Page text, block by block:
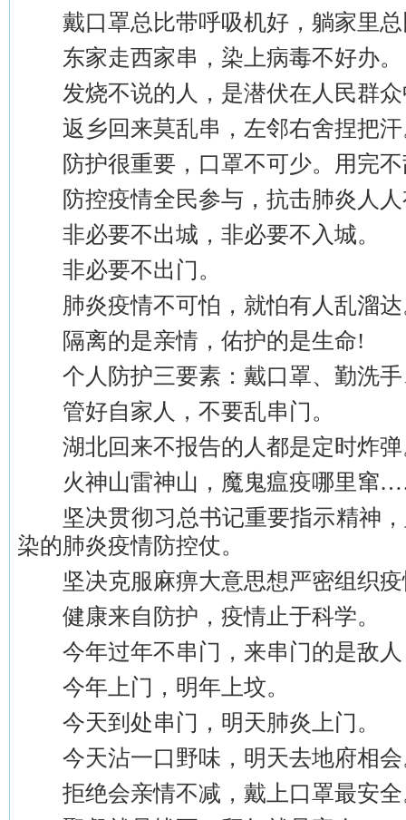
戴口罩总比带呼吸机好，躺家里总
东家走西家串，染上病毒不好办。
发烧不说的人，是潜伏在人民群众
返乡回来莫乱串，左邻右舍捏把汗
防护很重要，口罩不可少。用完不
防控疫情全民参与，抗击肺炎人人
非必要不出城，非必要不入城。
非必要不出门。
肺炎疫情不可怕，就怕有人乱溜达
隔离的是亲情，佑护的是生命!
个人防护三要素：戴口罩、勤洗手
管好自家人，不要乱串门。
湖北回来不报告的人都是定时炸弹
火神山雷神山，魔鬼瘟疫哪里窜
坚决贯彻习总书记重要指示精神，
染的肺炎疫情防控仗。
坚决克服麻痹大意思想严密组织疫
健康来自防护，疫情止于科学。
今年过年不串门，来串门的是敌人
今年上门，明年上坟。
今天到处串门，明天肺炎上门。
今天沾一口野味，明天去地府相会
拒绝会亲情不减，戴上口罩最安全